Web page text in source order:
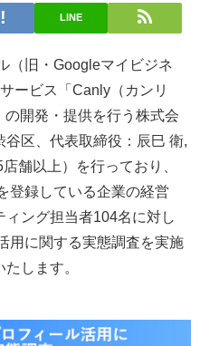
LINE
（旧・Googleマイビジネ
ービス「Canly（カンリ
の開発・提供を行う株式会
区、代表取締役：辰巳 衛,
舗以上）を行っており、
登録している企業の経営
ング担当者104名に対し
用に関する実態調査を実施
します。